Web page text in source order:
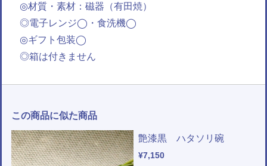
◎材質・素材：磁器（有田焼）
◎電子レンジ◯・食洗機◯
◎ギフト包装◯
◎箱は付きません
この商品に似た商品
艶漆黒 ハタソリ碗
¥7,150